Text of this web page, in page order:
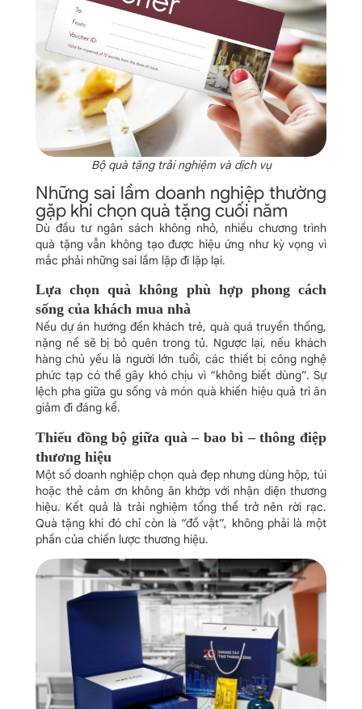
Bộ quà tặng trải nghiệm và dịch vụ
Những sai lầm doanh nghiệp thường
gặp khi chọn quà tặng cuối năm
Dù đầu tư ngân sách không nhỏ, nhiều chương trình
quà tặng vẫn không tạo được hiệu ứng như kỳ vọng vì
mắc phải những sai lầm lặp đi lặp lại.
Lựa chọn quà không phù hợp phong cách
sống của khách mua nhà
Nếu dự án hướng đến khách trẻ, quà quá truyền thống,
nặng nề sẽ bị bỏ quên trong tủ. Ngược lại, nếu khách
hàng chủ yếu là người lớn tuổi, các thiết bị công nghệ
phức tạp có thể gây khó chịu vì “không biết dùng”. Sự
lệch pha giữa gu sống và món quà khiến hiệu quả tri ân
giảm đi đáng kể.
Thiếu đồng bộ giữa quà – bao bì – thông điệp
thương hiệu
Một số doanh nghiệp chọn quà đẹp nhưng dùng hộp, túi
hoặc thẻ cảm ơn không ăn khớp với nhận diện thương
hiệu. Kết quả là trải nghiệm tổng thể trở nên rời rạc.
Quà tặng khi đó chỉ còn là “đồ vật”, không phải là một
phần của chiến lược thương hiệu.